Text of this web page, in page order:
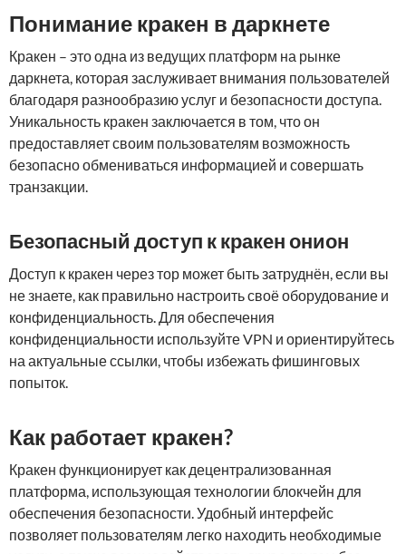
Понимание кракен в даркнете
Кракен – это одна из ведущих платформ на рынке
даркнета, которая заслуживает внимания пользователей
благодаря разнообразию услуг и безопасности доступа.
Уникальность кракен заключается в том, что он
предоставляет своим пользователям возможность
безопасно обмениваться информацией и совершать
транзакции.
Безопасный доступ к кракен онион
Доступ к кракен через тор может быть затруднён, если вы
не знаете, как правильно настроить своё оборудование и
конфиденциальность. Для обеспечения
конфиденциальности используйте VPN и ориентируйтесь
на актуальные ссылки, чтобы избежать фишинговых
попыток.
Как работает кракен?
Кракен функционирует как децентрализованная
платформа, использующая технологии блокчейн для
обеспечения безопасности. Удобный интерфейс
позволяет пользователям легко находить необходимые